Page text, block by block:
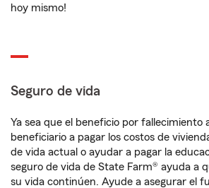
hoy mismo!
Seguro de vida
Ya sea que el beneficio por fallecimiento
beneficiario a pagar los costos de
de vida actual o ayudar a pagar la
seguro de vida de State Farm® ayuda a
su vida continúen. Ayude a asegurar el